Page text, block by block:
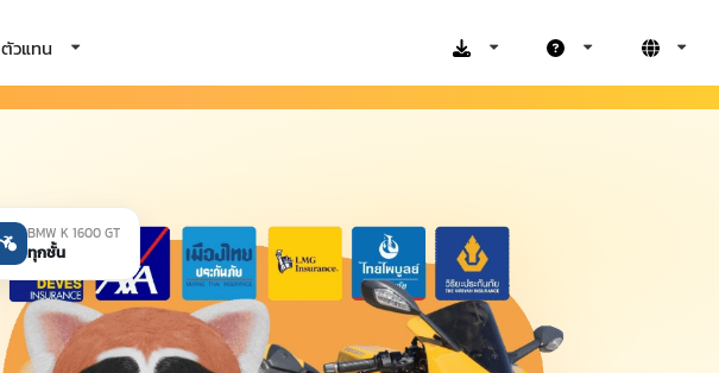
ตัวแทน
BMW K 1600 GT
ทุกชั้น